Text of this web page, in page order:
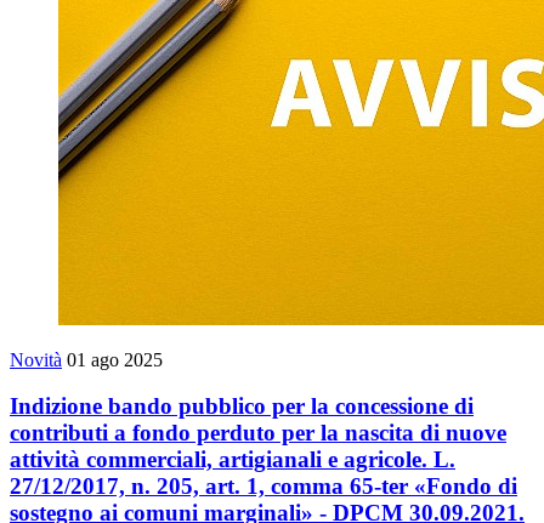
Novità 01 ago 2025
Indizione bando pubblico per la concessione di
contributi a fondo perduto per la nascita di nuove
attività commerciali, artigianali e agricole. L.
27/12/2017, n. 205, art. 1, comma 65-ter «Fondo di
sostegno ai comuni marginali» - DPCM 30.09.2021.